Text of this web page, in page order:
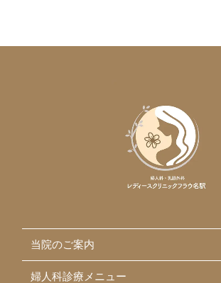
当院のご案内
婦人科診療メニュー